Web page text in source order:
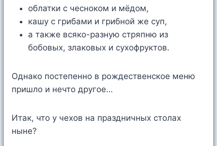
облатки с чесноком и мёдом,
кашу с грибами и грибной же суп,
а также всяко-разную стряпню из
бобовых, злаковых и сухофруктов.
Однако постепенно в рождественское меню
пришло и нечто другое…
Итак, что у чехов на праздничных столах
ныне?